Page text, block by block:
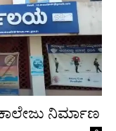
ನಿರ್ಮಾಣ